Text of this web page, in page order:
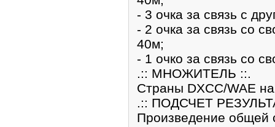
- 3 очка за связь с
- 2 очка за связь со
40м;
- 1 очко за связь со
.:: МНОЖИТЕЛЬ ::.
Страны DXCC/WAE
.:: ПОДСЧЕТ
Произведение общей